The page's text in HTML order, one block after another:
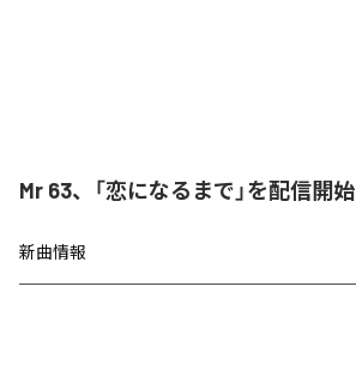
Mr 63、「恋になるまで」を配信開始
新曲情報